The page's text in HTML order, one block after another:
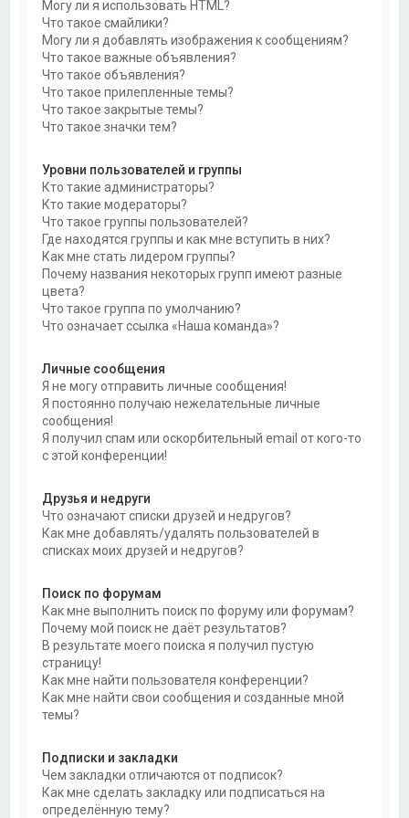
Могу ли я использовать HTML?
Что такое смайлики?
Могу ли я добавлять изображения к сообщениям?
Что такое важные объявления?
Что такое объявления?
Что такое прилепленные темы?
Что такое закрытые темы?
Что такое значки тем?
Уровни пользователей и группы
Кто такие администраторы?
Кто такие модераторы?
Что такое группы пользователей?
Где находятся группы и как мне вступить в них?
Как мне стать лидером группы?
Почему названия некоторых групп имеют разные
цвета?
Что такое группа по умолчанию?
Что означает ссылка «Наша команда»?
Личные сообщения
Я не могу отправить личные сообщения!
Я постоянно получаю нежелательные личные
сообщения!
Я получил спам или оскорбительный email от кого-то
с этой конференции!
Друзья и недруги
Что означают списки друзей и недругов?
Как мне добавлять/удалять пользователей в
списках моих друзей и недругов?
Поиск по форумам
Как мне выполнить поиск по форуму или форумам?
Почему мой поиск не даёт результатов?
В результате моего поиска я получил пустую
страницу!
Как мне найти пользователя конференции?
Как мне найти свои сообщения и созданные мной
темы?
Подписки и закладки
Чем закладки отличаются от подписок?
Как мне сделать закладку или подписаться на
определённую тему?